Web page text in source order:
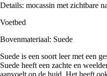
Details: mocassin met zichtbare
Voetbed
Bovenmateriaal: Suede
Suede is een soort leer met een
Suede heeft een zachte en
aanvoelt op de huid. Het heeft